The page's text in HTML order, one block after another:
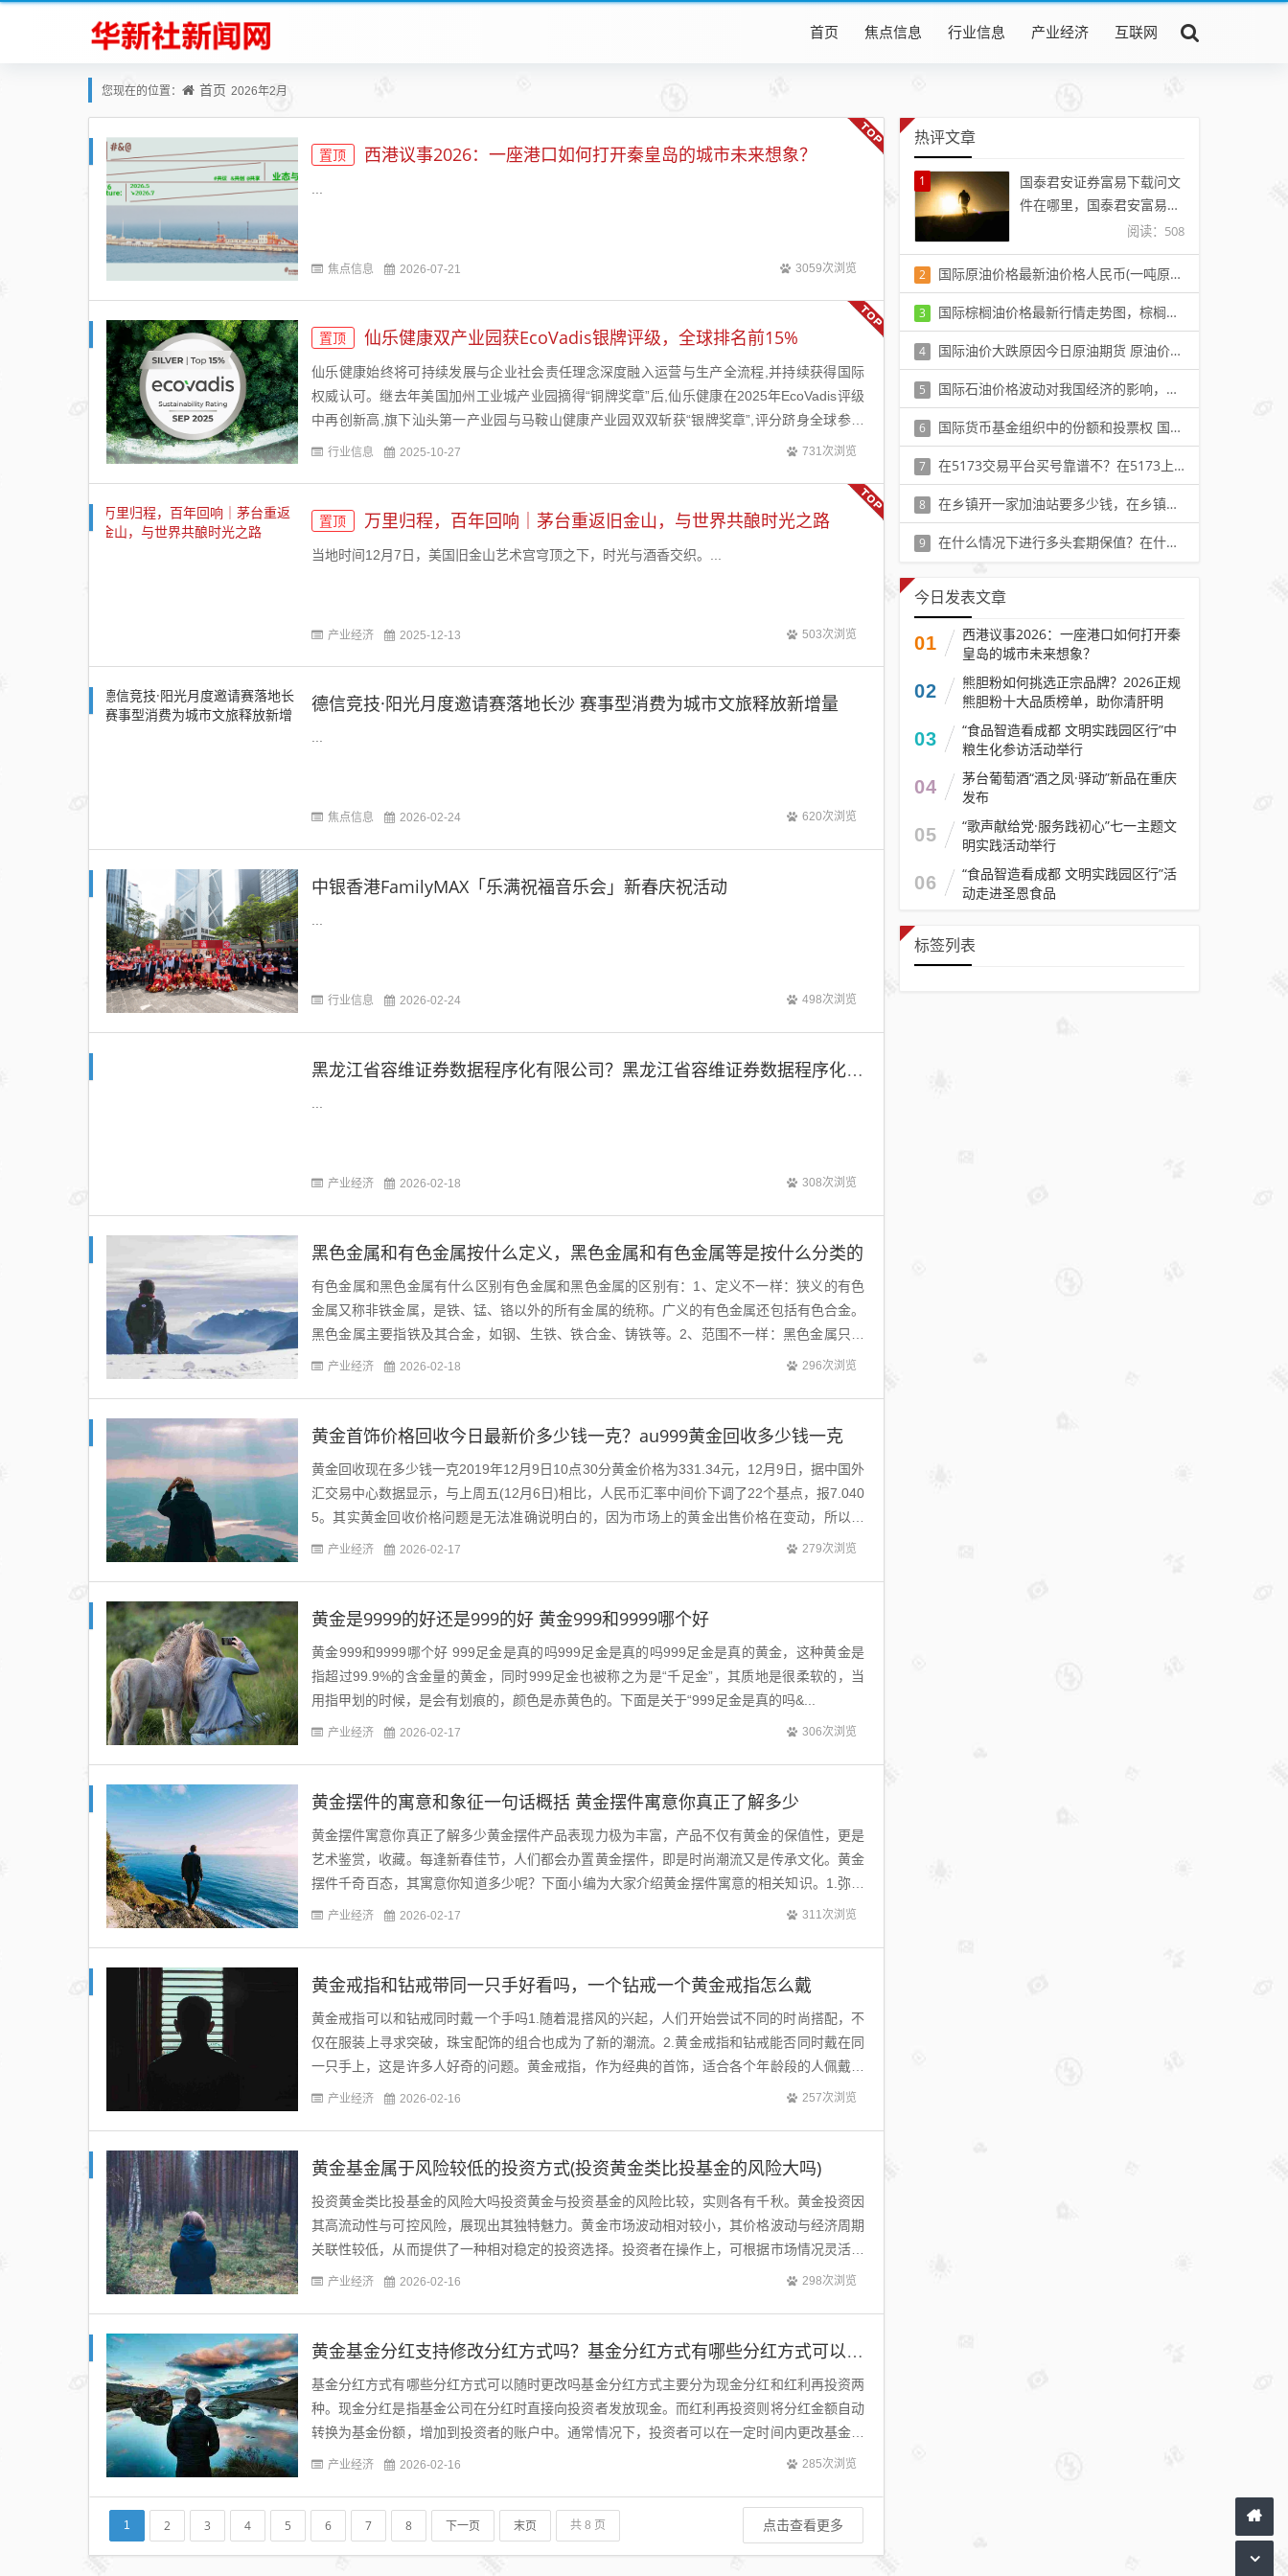
首页 焦点信息 行业信息 产业经济 互联网
您现在的位置： 首页 2026年2月
置顶 西港议事2026：一座港口如何打开秦皇岛的城市未来想象？
焦点信息 2026-07-21 3059次浏览
置顶 仙乐健康双产业园获EcoVadis银牌评级，全球排名前15%
仙乐健康始终将可持续发展与企业社会责任理念深度融入运营与生产全流程,并持续获得国际
权威认可。继去年美国加州工业城产业园摘得“铜牌奖章”后,仙乐健康在2025年EcoVadis评级
中再创新高,旗下汕头第一产业园与马鞍山健康产业园双双斩获“银牌奖章”,评分跻身全球参评
企业前15%,标志着其在全球供应链运...
行业信息 2025-10-27 731次浏览
置顶 万里归程，百年回响｜茅台重返旧金山，与世界共酿时光之路
当地时间12月7日，美国旧金山艺术宫穹顶之下，时光与酒香交织。...
产业经济 2025-12-13 503次浏览
德信竞技·阳光月度邀请赛落地长沙 赛事型消费为城市文旅释放新增量
焦点信息 2026-02-24 620次浏览
中银香港FamilyMAX「乐满祝福音乐会」新春庆祝活动
行业信息 2026-02-24 498次浏览
黑龙江省容维证券数据程序化有限公司？黑龙江省容维证券数据程序化有限公司电话是多少
产业经济 2026-02-18 308次浏览
黑色金属和有色金属按什么定义，黑色金属和有色金属等是按什么分类的
有色金属和黑色金属有什么区别有色金属和黑色金属的区别有：1、定义不一样：狭义的有色
金属又称非铁金属，是铁、锰、铬以外的所有金属的统称。广义的有色金属还包括有色合金。
黑色金属主要指铁及其合金，如钢、生铁、铁合金、铸铁等。2、范围不一样：黑色金属只有
五种：铁、锰、铬、钒、钛。除了铁、锰、铬、钒、钛以外，...
产业经济 2026-02-18 296次浏览
黄金首饰价格回收今日最新价多少钱一克？au999黄金回收多少钱一克
黄金回收现在多少钱一克2019年12月9日10点30分黄金价格为331.34元，12月9日，据中国外
汇交易中心数据显示，与上周五(12月6日)相比，人民币汇率中间价下调了22个基点，报7.040
5。其实黄金回收价格问题是无法准确说明白的，因为市场上的黄金出售价格在变动，所以价
格也是不固定的。二手黄金...
产业经济 2026-02-17 279次浏览
黄金是9999的好还是999的好 黄金999和9999哪个好
黄金999和9999哪个好 999足金是真的吗999足金是真的吗999足金是真的黄金，这种黄金是
指超过99.9%的含金量的黄金，同时999足金也被称之为是“千足金”，其质地是很柔软的，当
用指甲划的时候，是会有划痕的，颜色是赤黄色的。下面是关于“999足金是真的吗&...
产业经济 2026-02-17 306次浏览
黄金摆件的寓意和象征一句话概括 黄金摆件寓意你真正了解多少
黄金摆件寓意你真正了解多少黄金摆件产品表现力极为丰富，产品不仅有黄金的保值性，更是
艺术鉴赏，收藏。每逢新春佳节，人们都会办置黄金摆件，即是时尚潮流又是传承文化。黄金
摆件千奇百态，其寓意你知道多少呢？下面小编为大家介绍黄金摆件寓意的相关知识。1.弥勒
佛...产业经济 2026-02-17 311次浏览
黄金戒指和钻戒带同一只手好看吗，一个钻戒一个黄金戒指怎么戴
黄金戒指可以和钻戒同时戴一个手吗1.随着混搭风的兴起，人们开始尝试不同的时尚搭配，不
仅在服装上寻求突破，珠宝配饰的组合也成为了新的潮流。2.黄金戒指和钻戒能否同时戴在同
一只手上，这是许多人好奇的问题。黄金戒指，作为经典的首饰，适合各个年龄段的人佩戴，
它不仅展现了佩戴者的尊贵气质，也因其柔软的特性而受...
产业经济 2026-02-16 257次浏览
黄金基金属于风险较低的投资方式(投资黄金类比投基金的风险大吗)
投资黄金类比投基金的风险大吗投资黄金与投资基金的风险比较，实则各有千秋。黄金投资因
其高流动性与可控风险，展现出其独特魅力。黄金市场波动相对较小，其价格波动与经济周期
关联性较低，从而提供了一种相对稳定的投资选择。投资者在操作上，可根据市场情况灵活买
卖，进退自如，有助于降低整体风险。相比之下，投资基金则...
产业经济 2026-02-16 298次浏览
黄金基金分红支持修改分红方式吗？基金分红方式有哪些分红方式可以随时更改吗
基金分红方式有哪些分红方式可以随时更改吗基金分红方式主要分为现金分红和红利再投资两
种。现金分红是指基金公司在分红时直接向投资者发放现金。而红利再投资则将分红金额自动
转换为基金份额，增加到投资者的账户中。通常情况下，投资者可以在一定时间内更改基金的
分红方式，但并非随时可以随意修改。1.对于场内基金，投...
产业经济 2026-02-16 285次浏览
1 2 3 4 5 6 7 8 下一页 末页 共 8 页 点击查看更多
热评文章
1
国泰君安证券富易下载问文
件在哪里，国泰君安富易证
券交易的证书密码是什么
阅读：508
2 国际原油价格最新油价格人民币(一吨原油等于多少钱人民币)
阅读：488
3 国际棕榈油价格最新行情走势图，棕榈油期货外盘行情看什么
阅读：502
4 国际油价大跌原因今日原油期货 原油价格下跌原因有哪些
阅读：498
5 国际石油价格波动对我国经济的影响，对我国的国际贸易会产生怎样的影响
阅读：491
6 国际货币基金组织中的份额和投票权 国际基金货币组织里的份额指什么请通俗的解释
阅读：488
7 在5173交易平台买号靠谱不？在5173上买游戏账号靠谱吗
阅读：505
8 在乡镇开一家加油站要多少钱，在乡镇开个私人加油站需要多少钱
阅读：471
9 在什么情况下进行多头套期保值？在什么情况下进行多头套期保值或空头套期保值是合适的
今日发表文章
01
西港议事2026：一座港口如何打开秦
皇岛的城市未来想象？
02
熊胆粉如何挑选正宗品牌？2026正规
熊胆粉十大品质榜单，助你清肝明
目、养护肝胆
03
“食品智造看成都 文明实践园区行”中
粮生化参访活动举行
04
茅台葡萄酒“酒之凤·驿动”新品在重庆
发布
05
“歌声献给党·服务践初心”七一主题文
明实践活动举行
06
“食品智造看成都 文明实践园区行”活
动走进圣恩食品
标签列表